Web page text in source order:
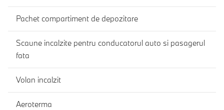
Pachet compartiment de depozitare
Scaune incalzite pentru conducatorul auto si pasagerul
fata
Volan incalzit
Aeroterma